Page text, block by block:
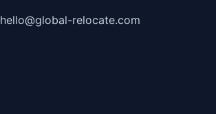
hello@global-relocate.com